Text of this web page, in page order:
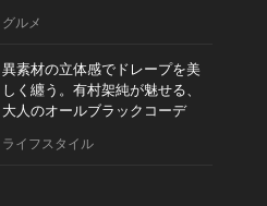
グルメ
異素材の立体感でドレープを美
しく纏う。有村架純が魅せる、
大人のオールブラックコーデ
ライフスタイル